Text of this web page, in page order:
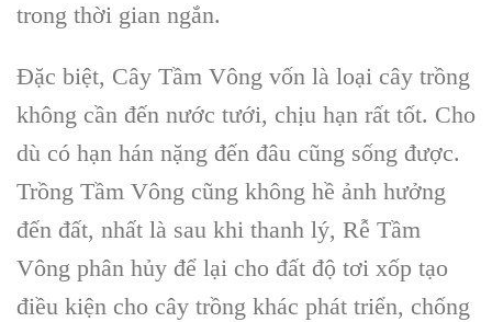
trong thời gian ngắn.
Đặc biệt, Cây Tầm Vông vốn là loại cây trồng
không cần đến nước tưới, chịu hạn rất tốt. Cho
dù có hạn hán nặng đến đâu cũng sống được.
Trồng Tầm Vông cũng không hề ảnh hưởng
đến đất, nhất là sau khi thanh lý, Rễ Tầm
Vông phân hủy để lại cho đất độ tơi xốp tạo
điều kiện cho cây trồng khác phát triển, chống